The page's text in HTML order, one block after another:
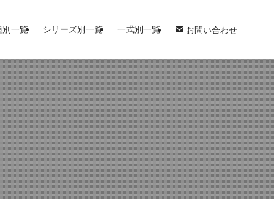
別一覧 シリーズ別一覧 一式別一覧 お問い合わせ